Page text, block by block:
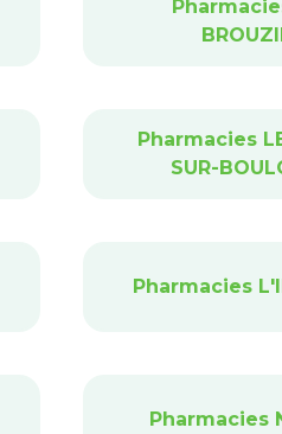
Pharmacies
SUR-
Pharmacies
Pharmacies